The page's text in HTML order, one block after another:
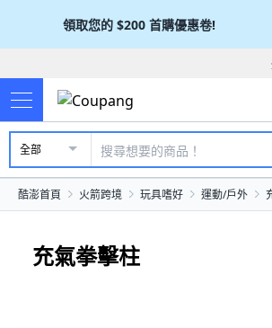
領取您的 $200 首購優惠卷!
全部
酷澎首頁 火箭跨境 玩具嗜好 運動/戶外
充氣拳擊柱